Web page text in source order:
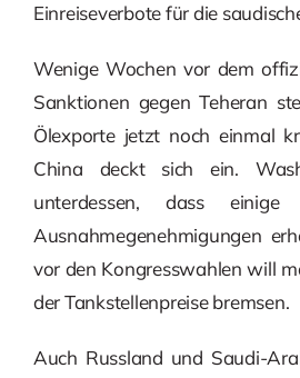
Einreiseverbote für die
Wenige Wochen vor dem
Sanktionen gegen Teheran
Ölexporte jetzt noch einmal
China deckt sich ein.
unterdessen, dass einige
Ausnahmegenehmigungen
vor den Kongresswahlen will
der Tankstellenpreise bremsen.
Auch Russland und Saudi-